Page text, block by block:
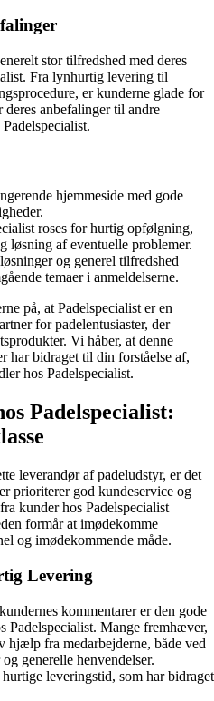
stor tilfredshed med deres
Fra lynhurtig levering til
er kunderne glade for
deres anbefalinger til andre
hjemmeside med gode
roses for hurtig opfølgning,
løsning af eventuelle problemer.
og generel tilfredshed
temaer i anmeldelserne.
på, at Padelspecialist er en
for padelentusiaster, der
Vi håber, at denne
har bidraget til din forståelse af,
hos Padelspecialist.
Padelspecialist:
leverandør af padeludstyr, er det
prioriterer god kundeservice og
kunder hos Padelspecialist
formår at imødekomme
og imødekommende måde.
Levering
kommentarer er den gode
Padelspecialist. Mange fremhæver,
hjælp fra medarbejderne, både ved
generelle henvendelser.
leveringstid, som har bidraget